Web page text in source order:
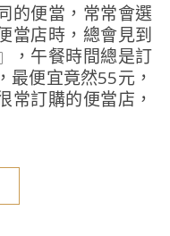
當店時，總會見到
，午餐時間總是訂
最便宜竟然55元，
常訂購的便當店，